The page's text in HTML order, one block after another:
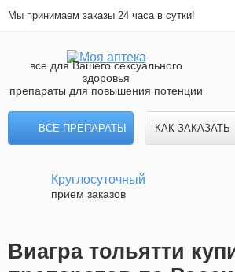
Мы принимаем заказы 24 часа в сутки!
все для Вашего сексуального
здоровья
препараты для повышения потенции
ВСЕ ПРЕПАРАТЫ КАК ЗАКАЗАТЬ
Круглосуточный
прием заказов
Виагра тольятти